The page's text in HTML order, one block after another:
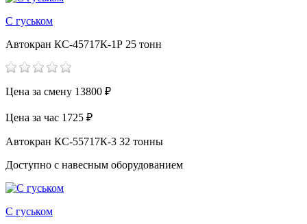
С гуськом
Автокран КС-45717К-1Р 25 тонн
Цена за смену 13800 ₽
Цена за час 1725 ₽
Автокран КС-55717К-3 32 тонны
Доступно с навесным оборудованием
С гуськом